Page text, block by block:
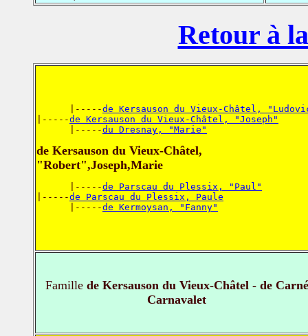
Retour à
      |-----
de Kersauson du Vieux-Châtel,
|-----de Kersauson du Vieux-Châtel, "Joseph"
      |-----
du Dresnay, "Marie"
de Kersauson du Vieux-Châtel,
"Robert",Joseph,Marie
      |-----
de Parscau du Plessix, "Paul"
|-----de Parscau du Plessix, Paule
      |-----
de Kermoysan, "Fanny"
Famillede Kersauson du Vieux-Châtel - de Carné
Carnavalet